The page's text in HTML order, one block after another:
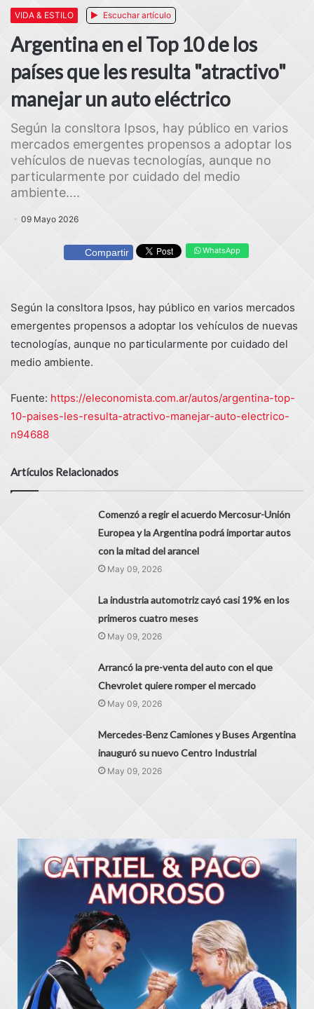
VIDA & ESTILO Escuchar artículo
Argentina en el Top 10 de los
países que les resulta "atractivo"
manejar un auto eléctrico
Según la consltora Ipsos, hay público en varios
mercados emergentes propensos a adoptar los
vehículos de nuevas tecnologías, aunque no
particularmente por cuidado del medio
ambiente....
09 Mayo 2026
Compartir WhatsApp
Según la consltora Ipsos, hay público en varios mercados
emergentes propensos a adoptar los vehículos de nuevas
tecnologías, aunque no particularmente por cuidado del
medio ambiente.
Fuente: https://eleconomista.com.ar/autos/argentina-top-
10-paises-les-resulta-atractivo-manejar-auto-electrico-
n94688
Artículos Relacionados
Comenzó a regir el acuerdo Mercosur-Unión
Europea y la Argentina podrá importar autos
con la mitad del arancel
May 09, 2026
La industria automotriz cayó casi 19% en los
primeros cuatro meses
May 09, 2026
Arrancó la pre-venta del auto con el que
Chevrolet quiere romper el mercado
May 09, 2026
Mercedes-Benz Camiones y Buses Argentina
inauguró su nuevo Centro Industrial
May 09, 2026